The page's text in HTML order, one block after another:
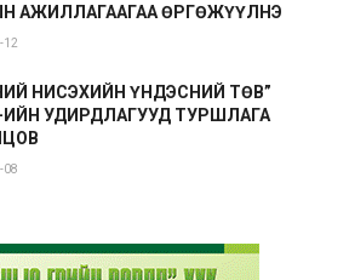
АЖИЛЛАГААГАА ӨРГӨЖҮҮЛНЭ
12
НИСЭХИЙН ҮНДЭСНИЙ ТӨВ”
ИЙН УДИРДЛАГУУД ТУРШЛАГА
08